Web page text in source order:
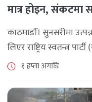
मात्र होइन, संकटमा
काठमाडौँ। सुनसरीमा
लिएर राष्ट्रिय स्वतन्त्र
सिंहदरबारमा सर्वदलीय
१ हप्ता अगाडि